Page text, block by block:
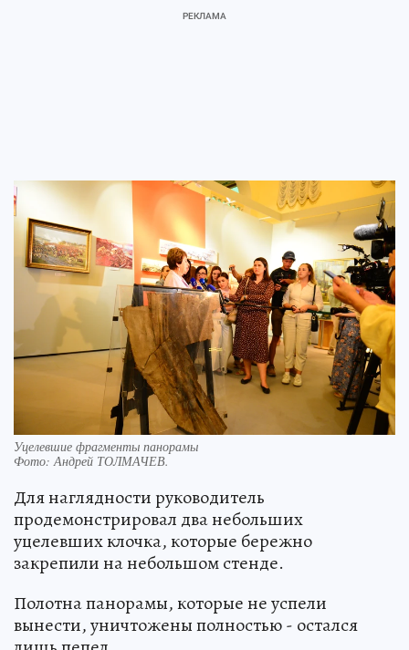
Уцелевшие фрагменты панорамы
Фото: Андрей ТОЛМАЧЕВ.
Для наглядности руководитель
продемонстрировал два небольших
уцелевших клочка, которые бережно
закрепили на небольшом стенде.
Полотна панорамы, которые не успели
вынести, уничтожены полностью - остался